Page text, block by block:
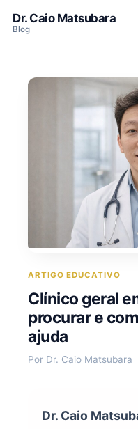
Dr. Caio Matsubara
Blog
ARTIGO EDUCATIVO
Clínico geral
procurar e
ajuda
Por Dr. Caio Matsubara
Dr. Caio